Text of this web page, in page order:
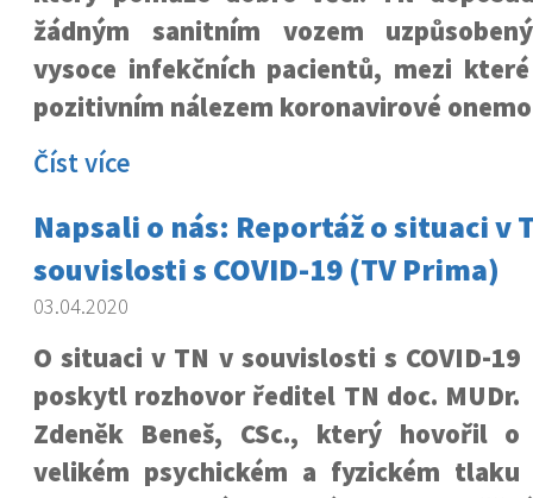
žádným sanitním vozem
vysoce infekčních pacientů, mezi
pozitivním nálezem koronavirové
Číst více
Napsali o nás: Reportáž o situaci v
souvislosti s COVID-19 (TV Prima)
03.04.2020
O situaci v TN v souvislosti s COVID-19
poskytl rozhovor ředitel TN doc. MUDr.
Zdeněk Beneš, CSc., který hovořil o
velikém psychickém a fyzickém tlaku